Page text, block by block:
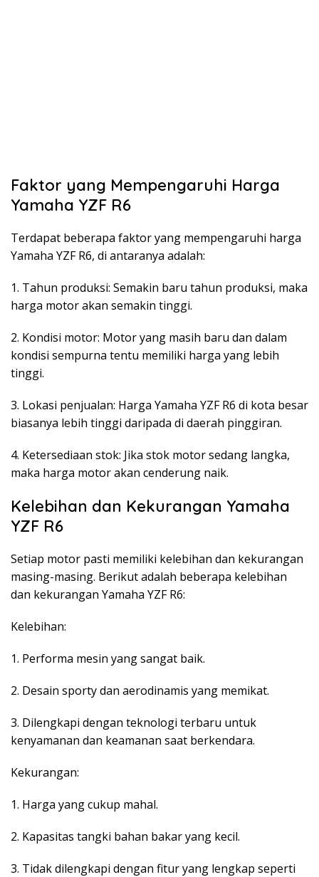
Faktor yang Mempengaruhi Harga
Yamaha YZF R6
Terdapat beberapa faktor yang mempengaruhi harga
Yamaha YZF R6, di antaranya adalah:
1. Tahun produksi: Semakin baru tahun produksi, maka
harga motor akan semakin tinggi.
2. Kondisi motor: Motor yang masih baru dan dalam
kondisi sempurna tentu memiliki harga yang lebih
tinggi.
3. Lokasi penjualan: Harga Yamaha YZF R6 di kota besar
biasanya lebih tinggi daripada di daerah pinggiran.
4. Ketersediaan stok: Jika stok motor sedang langka,
maka harga motor akan cenderung naik.
Kelebihan dan Kekurangan Yamaha
YZF R6
Setiap motor pasti memiliki kelebihan dan kekurangan
masing-masing. Berikut adalah beberapa kelebihan
dan kekurangan Yamaha YZF R6:
Kelebihan:
1. Performa mesin yang sangat baik.
2. Desain sporty dan aerodinamis yang memikat.
3. Dilengkapi dengan teknologi terbaru untuk
kenyamanan dan keamanan saat berkendara.
Kekurangan:
1. Harga yang cukup mahal.
2. Kapasitas tangki bahan bakar yang kecil.
3. Tidak dilengkapi dengan fitur yang lengkap seperti